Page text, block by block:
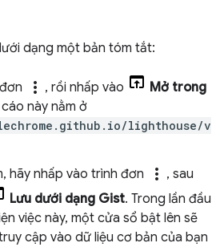
dạng một bản tóm tắt:
more_vert , rồi nhấp vào
Mở trong
này nằm ở
lighthouse/v
hãy nhấp vào trình đơn
more_vert , sau
Lưu dưới dạng Gist. Trong lần đầu
việc này, một cửa sổ bật lên sẽ
cập vào dữ liệu cơ bản của bạn